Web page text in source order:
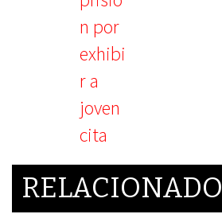
RELACIONADO